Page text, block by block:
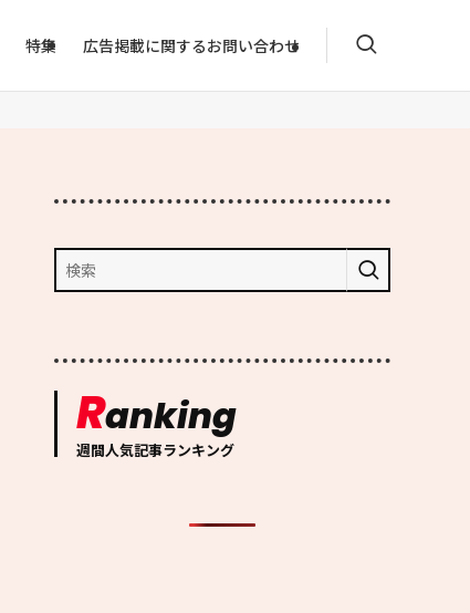
特集 広告掲載に関するお問い合わせ
Ranking
週間人気記事ランキング